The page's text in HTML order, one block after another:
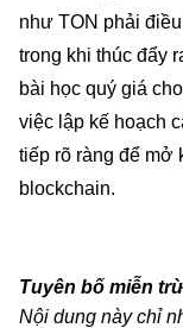
như TON phải
trong khi thúc đẩy
bài học quý giá
việc lập kế hoạch
tiếp rõ ràng để mở
blockchain.
Tuyên bố miễn
Nội dung này chỉ